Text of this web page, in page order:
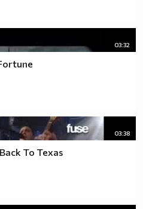
03:32
03:38
To Texas